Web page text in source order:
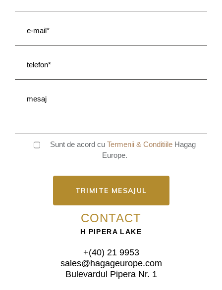
Sunt de acord cuTermenii & Conditiile Hagag
Europe.
TRIMITE MESAJUL
CONTACT
H PIPERA LAKE
+(40) 21 9953
sales@hagageurope.com
Bulevardul Pipera Nr. 1